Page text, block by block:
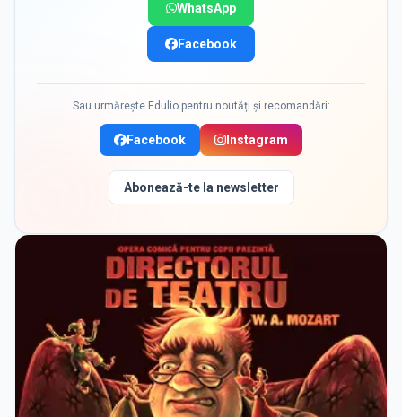
WhatsApp
Facebook
Sau urmărește Edulio pentru noutăți și recomandări:
Facebook Instagram
Abonează-te la newsletter